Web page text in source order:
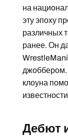
на
эту эпоху
различных
ранее. Он
джоббером.
клоуна
Дебют